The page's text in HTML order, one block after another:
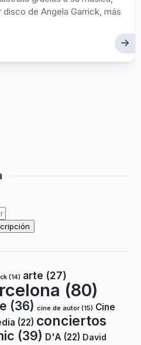
de Angela Garrick, más
(14) arte (27)
(80)
(36) cine de autor(15) Cine
(22) conciertos
(39) D'A (22) David